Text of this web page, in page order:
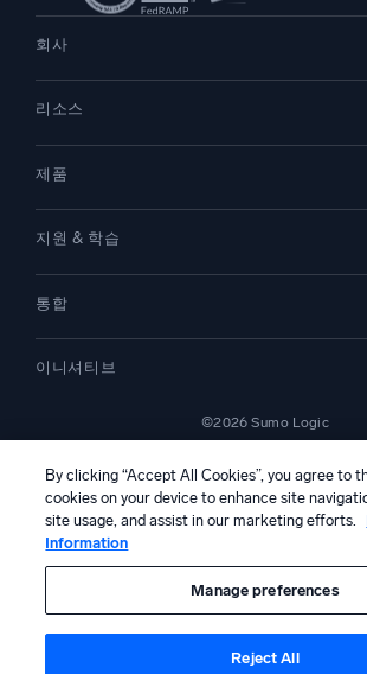
회사
채용 채용 중
리더십
뉴스룸
문의하기
리소스
고객 사례
데모
제품
SIEM
보안을 위한 로그
모니터링 및 문제 해결
비교하기
지원 & 학습
커뮤니티
지원
플랫폼 상태
통합
Amazon S3 Audit
NGINX
PCI 규정 준수
전체 보기
이니셔티브
클라우드 마이그레이션
애플리케이션 현대화
디지털 고객 경험
도구 통합
©2026 Sumo Logic
캘리포니아 개인정보 보호 고지AI 지침한국어
본 콘텐츠는 생성형 인공지능 시스템에 의해 번역되
제공 목적으로만 제공됩니다. 부정확성, 오류 또는
므로, 이에 의존하여 어떠한 조치를 취하기 전에 반
검토 및 검증을 거쳐야 합니다.
By clicking “Accept All Cookies”, you agree to
cookies on your device to enhance site
site usage, and assist in our marketing efforts.
Information
Manage preferences
Reject All